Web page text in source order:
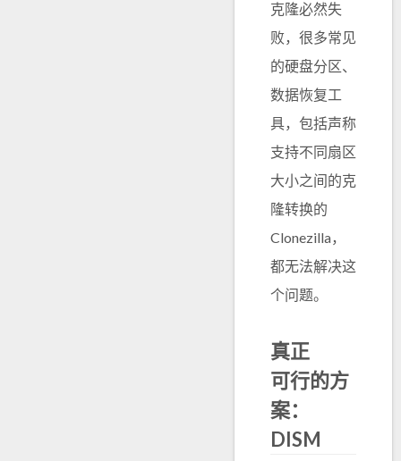
克隆必然失
败，很多常见
的硬盘分区、
数据恢复工
具，包括声称
支持不同扇区
大小之间的克
隆转换的
Clonezilla，
都无法解决这
个问题。
真正
可行的方
案：
DISM